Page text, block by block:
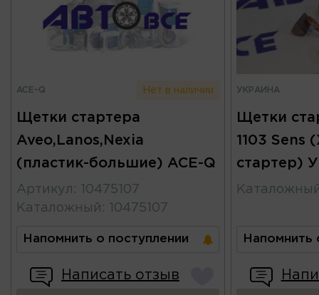
ACE-Q Нет в наличии
Щетки стартера
Aveo,Lanos,Nexia
(пластик-большие) ACE-Q
Артикул :
10475107
Каталожный : 10475107
Напомнить о поступлении
Написать отзыв
УКРАИНА
Щетки
1103 Sens
стартер)
Напомнить